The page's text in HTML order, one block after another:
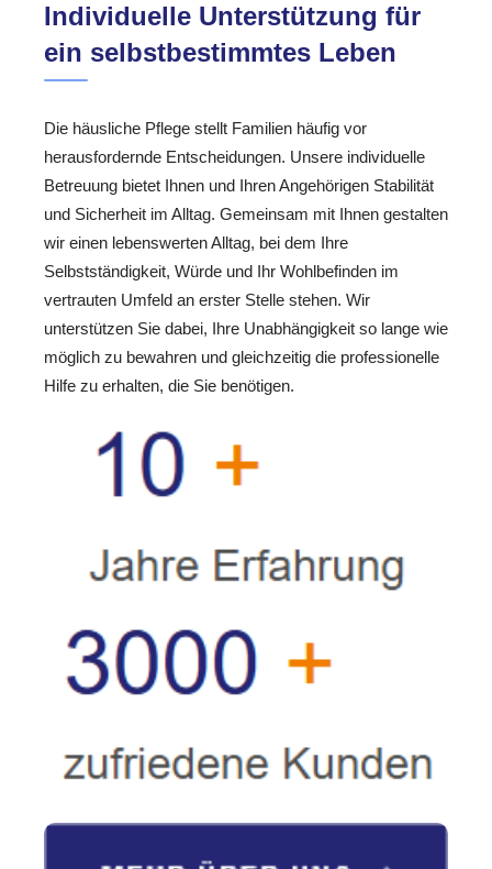
Individuelle Unterstützung für
ein selbstbestimmtes Leben
Die häusliche Pflege stellt Familien häufig vor
herausfordernde Entscheidungen. Unsere individuelle
Betreuung bietet Ihnen und Ihren Angehörigen Stabilität
und Sicherheit im Alltag. Gemeinsam mit Ihnen gestalten
wir einen lebenswerten Alltag, bei dem Ihre
Selbstständigkeit, Würde und Ihr Wohlbefinden im
vertrauten Umfeld an erster Stelle stehen. Wir
unterstützen Sie dabei, Ihre Unabhängigkeit so lange wie
möglich zu bewahren und gleichzeitig die professionelle
Hilfe zu erhalten, die Sie benötigen.